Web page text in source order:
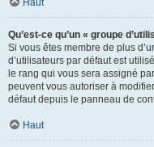
Haut
Qu’est-ce qu’un « groupe
Si vous êtes membre de plus
d’utilisateurs par défaut est
le rang qui vous sera assigné
peuvent vous autoriser à
défaut depuis le panneau de
Haut